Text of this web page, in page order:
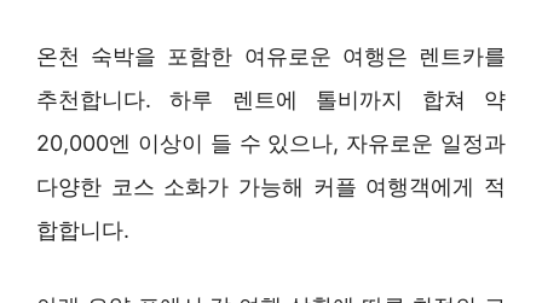
온천 숙박을 포함한 여유로운 여행은 렌트카를
추천합니다. 하루 렌트에 톨비까지 합쳐 약
20,000엔 이상이 들 수 있으나, 자유로운 일정과
다양한 코스 소화가 가능해 커플 여행객에게 적
합합니다.